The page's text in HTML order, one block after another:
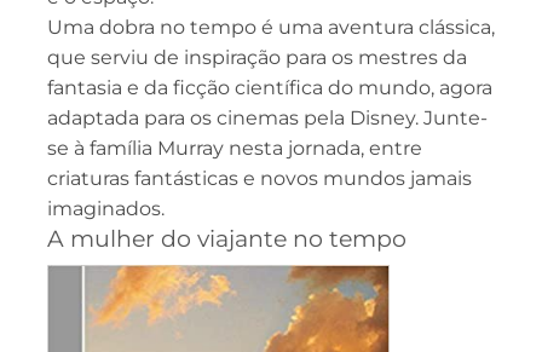
Uma dobra no tempo é uma aventura clássica,
que serviu de inspiração para os mestres da
fantasia e da ficção científica do mundo, agora
adaptada para os cinemas pela Disney. Junte-
se à família Murray nesta jornada, entre
criaturas fantásticas e novos mundos jamais
imaginados.
A mulher do viajante no tempo